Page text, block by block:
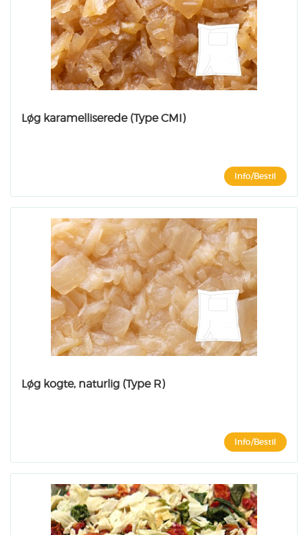
Løg karamelliserede (Type CMI)
Info/Bestil
Løg kogte, naturlig (Type R)
Info/Bestil